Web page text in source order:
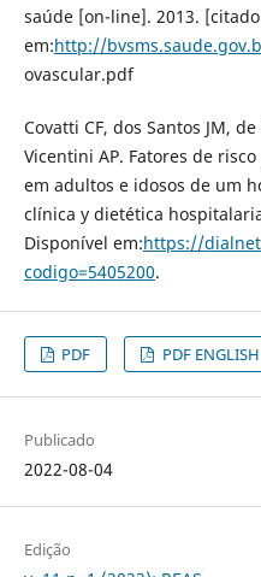
saúde [on-line]. 2013.
em:http://
ovascular.pdf
Covatti CF, dos Santos JM,
Vicentini AP. Fatores de
em adultos e idosos de um
clínica y dietética
Disponível em:https://
codigo=5405200.
PDF PDF ENGLISH
Publicado
2022-08-04
Edição